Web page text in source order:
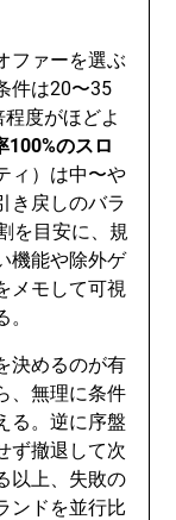
ファーを選ぶ
件は20〜35
度がほどよ
100%のスロ
ィ）は中〜や
き戻しのバラ
を目安に、規
機能や除外ゲ
メモして可視
決めるのが有
、無理に条件
る。逆に序盤
ず撤退して次
以上、失敗の
ンドを並行比